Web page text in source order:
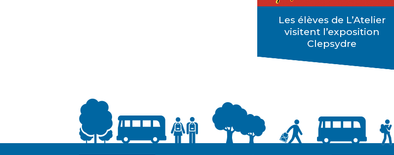
Les élèves de L’Atelier
visitent l’exposition
Clepsydre